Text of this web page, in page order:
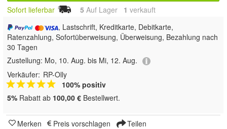
Sofort lieferbar 5 Auf Lager 1 verkauft
, Lastschrift, Kreditkarte, Debitkarte,
Ratenzahlung, Sofortüberweisung, Überweisung, Bezahlung nach
30 Tagen
Zustellung: Mo, 10. Aug. bis Mi, 12. Aug.
Verkäufer: RP-Olly
100% positiv
5% Rabatt ab 100,00 € Bestellwert.
Merken Preis vorschlagen Teilen